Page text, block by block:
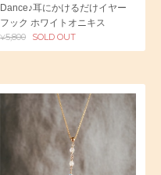
Dance♪耳にかけるだけイヤー
フック ホワイトオニキス
¥5,800 SOLD OUT